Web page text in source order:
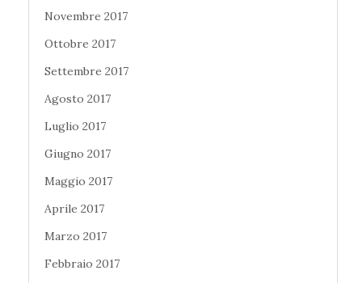
Novembre 2017
Ottobre 2017
Settembre 2017
Agosto 2017
Luglio 2017
Giugno 2017
Maggio 2017
Aprile 2017
Marzo 2017
Febbraio 2017